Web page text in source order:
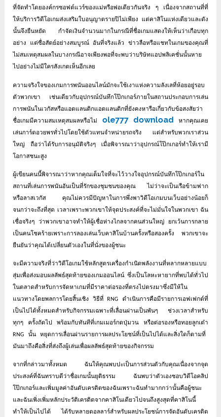
ที่จัดทำโดยองค์กรซอฟต์แวร์ของแม่หรือพ่อเดียวกันจริง
ๆ
เนื่องจากสถานที่ที่
ให้บริการวิดีโอเกมส่งเสริมใบอนุญาตรายปีไม่เพียง
แต่คาสิโนแห่งเดียวและดัง
นั้นจึงยืนหยัด
กำจัดเงินจำนวนมากในกรณีที่ชื่อเกมแสดงให้เห็นว่าเกือบทุก
อย่าง
แต่ซื่อสัตย์อย่างสมบูรณ์ อันที่จริงแล้ว
ข่าวลือหรือแชทในเกมของคุณที่
ไม่สมเหตุสมผลในบางกรณีอาจเพียงพอที่จะพบว่าบริษัทแอปพลิเคชั่นนั้นหาย
ไปอย่างไม่มีใครสังเกตเห็นอีกเลย
ความจริงใจของเกมการพนันออนไลน์มักจะใช้เงาแห่งความลังเลที่ห้อยอยู่รอบ
ตัวพวกเขา
เช่นเดียวกับอุปกรณ์บันทึกโป๊กเกอร์ภายในสถานประกอบการเล่น
การพนันในเวกัสหรือแอตแลนติกแอตแลนติกที่ยังคงหารือเกี่ยวกับข้อสงสัยว่า
ชื่อเกมมีความสมเหตุสมผลหรือไม่
ole777 download
หากคุณเคย
เล่นการ์ดอวยพรทั่วไปโดยใช้ตัวแทนจำหน่ายรถจริง
แต่สำหรับพวกเราส่วน
ใหญ่
ถือว่าได้รับการอนุมัติจริงๆ
เมื่อพิจารณาว่าอุปกรณ์โป๊กเกอร์ทำให้เรามี
โอกาสชนะสูง
ผู้เขียนคนนี้พิจารณาว่าหากคุณเต็มใจที่จะไว้วางใจอุปกรณ์บันทึกโป๊กเกอร์ใน
สถานที่เล่นการพนันอันเป็นที่รักของชุมชนของคุณ
ไม่ว่าจะเป็นเรือข้ามฟาก
หรือลาสเวกัส
คุณไม่ควรมีปัญหาในการพึ่งพาวิดีโอเกมบนเว็บอย่างน้อยก็
จนกว่าจะถึงที่สุด เวลาเพราะพวกเขาให้จุดประสงค์ที่จะไม่มั่นใจในพวกเขา ฉัน
เชื่อจริงๆ ว่าพวกเขาอาจทำให้ผู้เชื่อห่างไกลจากคนส่วนใหญ่
ยกเว้นการกลาย
เป็นคนโชคร้ายเพราะการลองเล่นเว็บคาสิโนบ้านครั้งหรือสองครั้ง
พวกเขาจะ
ยืนยันว่าคุณได้เปลี่ยนตัวเองในที่นั่งของผู้ชนะ
จะมีความจริงที่ว่าวิดีโอเกมใช้หลักสูตรเครื่องกำเนิดพลังงานที่หลากหลายแบบ
สุ่มเพื่อส่งมอบผลลัพธ์สุดท้ายของเกมออนไลน์ ซึ่งเป็นโลหะหายากที่พบได้ทั่วไป
ในตลาดสำหรับการจัดหาเกมที่มีราคาต่อรองที่ตรงไปตรงมาซึ่งมีให้ใน
แนวทางโดยพลการโดยสิ้นเชิง
วิธีที่RNG ดำเนินการคือมีรายการเอฟเฟกต์ที่
เป็นไปได้ทั้งหมดสำหรับกิจกรรมเฉพาะที่เลื่อนผ่านเป็นพันๆ
ช่วงเวลาสำหรับ
ทุกๆ
ครั้งถัดไป พร้อมกับทันทีที่เกมเมอร์กดปุ่มวน หรือต่อรองหรือทอยลูกเต๋า
RNG นั้น
หยุดการเลื่อนผ่านรายการผลประโยชน์ที่เป็นไปได้และสิ่งใดก็ตามที่
มันมาถึงคือสิ่งที่ส่งถึงผู้เล่นเพื่อผลลัพธ์สุดท้ายของกิจกรรม
จากที่กล่าวมาทั้งหมด
ฉันให้คุณพบปะเป็นการส่วนตัวกับคุณเนื่องจากจุด
ประสงค์ที่ฉันทราบดีว่าชื่อเกมนั้นยุติธรรม
ฉันพบว่าตัวเองชอบวิดีโอคลิป
โป๊กเกอร์และเพิ่มมูลค่าอันดับเครดิตของฉันเพราะฉันทำมากกว่านั้นคือผู้ชนะ
และฉันเพิ่งเพิ่มหลักประวัติเครดิตจากคาสิโนเดียวไปจนถึงสูงสุดที่คาสิโนนี้
ทำให้เป็นไปได้
ได้รับหลายดอลลาร์สำหรับผลประโยชน์การจัดอันดับเครดิต